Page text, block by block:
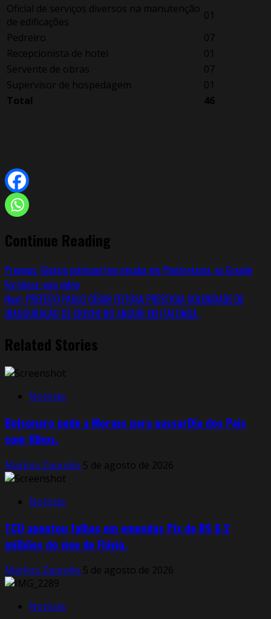
Oficial de serviços diversos na manutenção
de edificações
01
Pedreiro
07
Recepcionista de hotel
01
Servente de obras
07
Supervisor de hospedagem
01
Total
46
Continue Reading
Previous: Ginásio poliesportivo desaba em Pindoretama, na Grande
Fortaleza; veja vídeo
Next: PREFEITO PAULO CÉSAR FEITOSA PRESTIGIA SOLENIDADE DE
INAUGURAÇÃO DE CRECHE NO ANCURI EM ITAITINGA.
Related Stories
Notícias
Bolsonaro pede a Moraes para passarDia dos Pais
com filhos.
Markos Zaurelio 5 de agosto de 2026
Notícias
TCU apontou falhas em emendas Pix de R$ 6,2
milhões do vice de Flávio.
Markos Zaurelio 5 de agosto de 2026
Notícias